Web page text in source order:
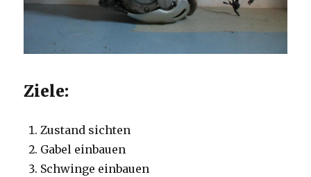
Ziele:
Zustand sichten
Gabel einbauen
Schwinge einbauen